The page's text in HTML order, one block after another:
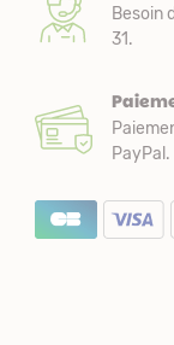
Besoin
31.
PayPal.